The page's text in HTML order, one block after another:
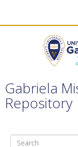
Gabriela
Repository